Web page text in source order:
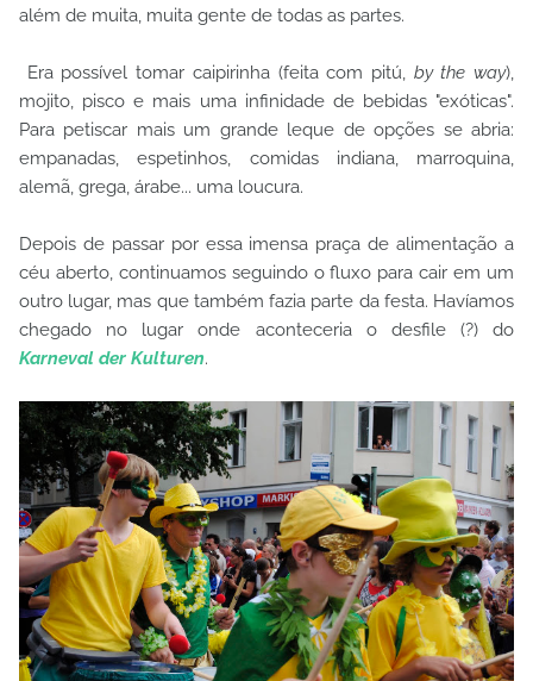
além de muita, muita gente de todas as partes.
Era possível tomar caipirinha (feita com pitú, by the way),
mojito, pisco e mais uma infinidade de bebidas "exóticas".
Para petiscar mais um grande leque de opções se abria:
empanadas, espetinhos, comidas indiana, marroquina,
alemã, grega, árabe... uma loucura.
Depois de passar por essa imensa praça de alimentação a
céu aberto, continuamos seguindo o fluxo para cair em um
outro lugar, mas que também fazia parte da festa. Havíamos
chegado no lugar onde aconteceria o desfile (?) do
Karneval der Kulturen.